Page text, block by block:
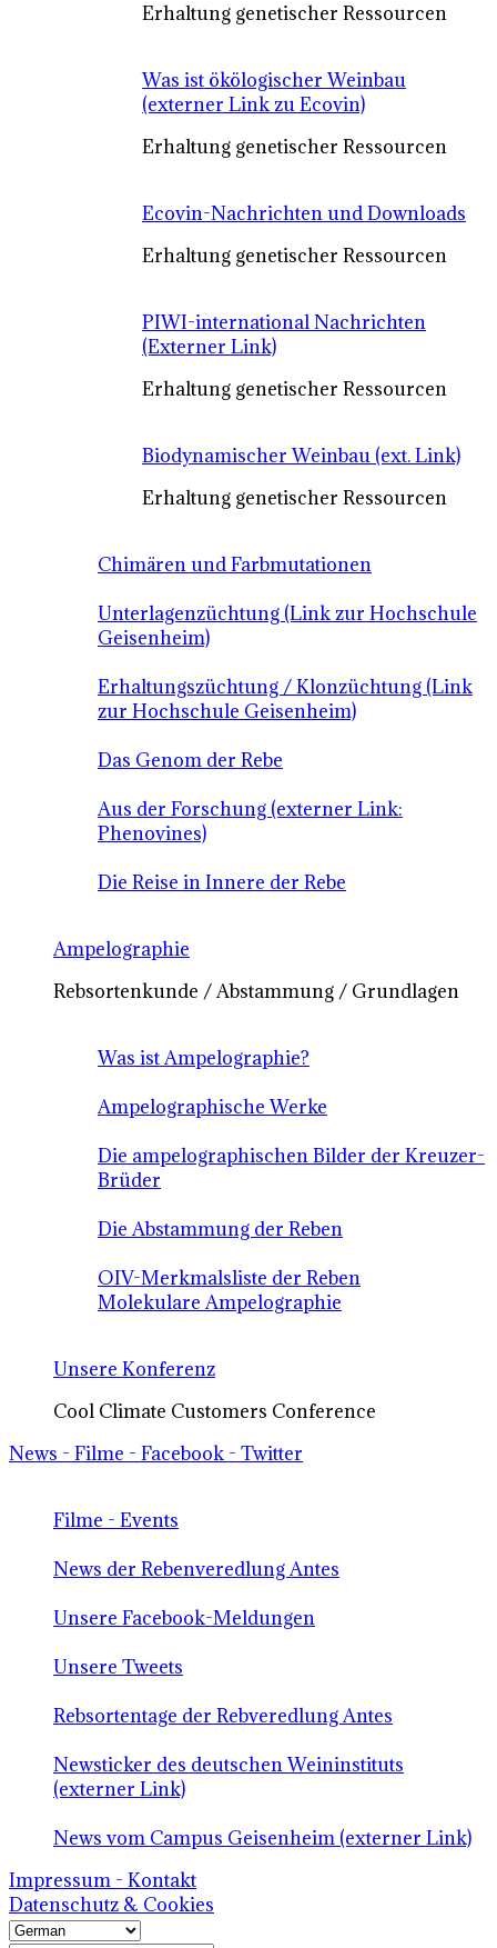
Erhaltung genetischer Ressourcen
Was ist ökölogischer Weinbau
(externer Link zu Ecovin)
Erhaltung genetischer Ressourcen
Ecovin-Nachrichten und Downloads
Erhaltung genetischer Ressourcen
PIWI-international Nachrichten
(Externer Link)
Erhaltung genetischer Ressourcen
Biodynamischer Weinbau (ext. Link)
Erhaltung genetischer Ressourcen
Chimären und Farbmutationen
Unterlagenzüchtung (Link zur Hochschule
Geisenheim)
Erhaltungszüchtung / Klonzüchtung (Link
zur Hochschule Geisenheim)
Das Genom der Rebe
Aus der Forschung (externer Link:
Phenovines)
Die Reise in Innere der Rebe
Ampelographie
Rebsortenkunde / Abstammung / Grundlagen
Was ist Ampelographie?
Ampelographische Werke
Die ampelographischen Bilder der Kreuzer-
Brüder
Die Abstammung der Reben
OIV-Merkmalsliste der Reben
Molekulare Ampelographie
Unsere Konferenz
Cool Climate Customers Conference
News - Filme - Facebook - Twitter
Filme - Events
News der Rebenveredlung Antes
Unsere Facebook-Meldungen
Unsere Tweets
Rebsortentage der Rebveredlung Antes
Newsticker des deutschen Weininstituts
(externer Link)
News vom Campus Geisenheim (externer Link)
Impressum - Kontakt
Datenschutz & Cookies